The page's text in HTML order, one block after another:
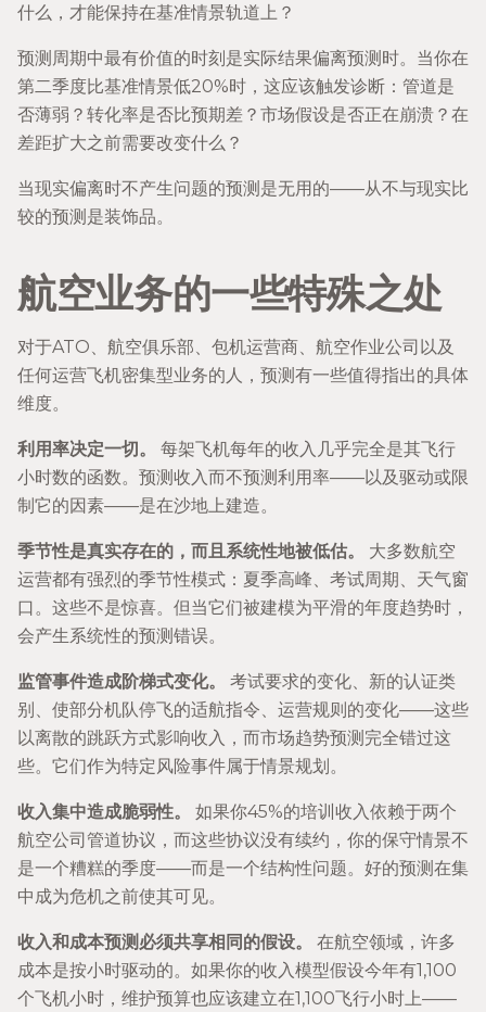
什么，才能保持在基准情景轨道上？
预测周期中最有价值的时刻是实际结果偏离预测时。当你在
第二季度比基准情景低20%时，这应该触发诊断：管道是
否薄弱？转化率是否比预期差？市场假设是否正在崩溃？在
差距扩大之前需要改变什么？
当现实偏离时不产生问题的预测是无用的——从不与现实比
较的预测是装饰品。
航空业务的一些特殊之处
对于ATO、航空俱乐部、包机运营商、航空作业公司以及
任何运营飞机密集型业务的人，预测有一些值得指出的具体
维度。
利用率决定一切。
每架飞机每年的收入几乎完全是其飞行
小时数的函数。预测收入而不预测利用率——以及驱动或限
制它的因素——是在沙地上建造。
季节性是真实存在的，而且系统性地被低估。
大多数航空
运营都有强烈的季节性模式：夏季高峰、考试周期、天气窗
口。这些不是惊喜。但当它们被建模为平滑的年度趋势时，
会产生系统性的预测错误。
监管事件造成阶梯式变化。
考试要求的变化、新的认证类
别、使部分机队停飞的适航指令、运营规则的变化——这些
以离散的跳跃方式影响收入，而市场趋势预测完全错过这
些。它们作为特定风险事件属于情景规划。
收入集中造成脆弱性。
如果你45%的培训收入依赖于两个
航空公司管道协议，而这些协议没有续约，你的保守情景不
是一个糟糕的季度——而是一个结构性问题。好的预测在集
中成为危机之前使其可见。
收入和成本预测必须共享相同的假设。
在航空领域，许多
成本是按小时驱动的。如果你的收入模型假设今年有1,100
个飞机小时，维护预算也应该建立在1,100飞行小时上——